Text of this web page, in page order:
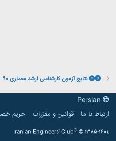
⓿❾ نتایج آزمون کارشناسی ارشد معماری 90
ارتباط با ما
قوانین و مقرّرات حریم
Iranian Engineers' Club® © 1385-1401.